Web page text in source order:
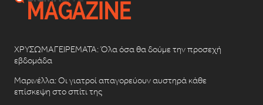
ΧΡΥΣΩΜΑΓΕΙΡΕΜΑΤΑ: Όλα όσα θα δούμε την προσεχή
εβδομάδα
Μαρινέλλα: Οι γιατροί απαγορεύουν αυστηρά κάθε
επίσκεψη στο σπίτι της